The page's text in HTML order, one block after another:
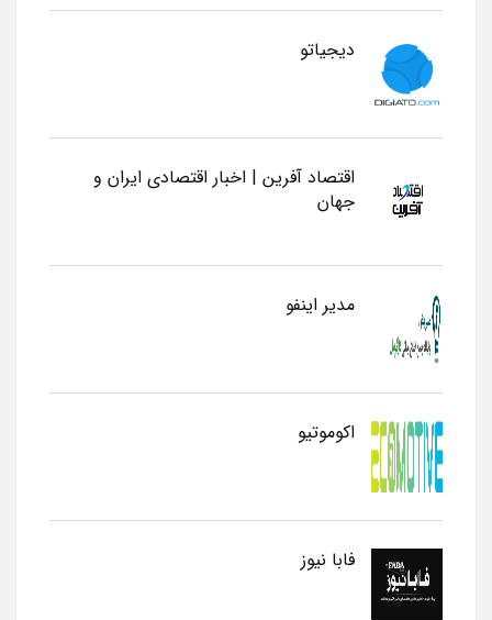
دیجیاتو
اقتصاد آفرین | اخبار اقتصادی ایران و
جهان
مدیر اینفو
اکوموتیو
فابا نیوز